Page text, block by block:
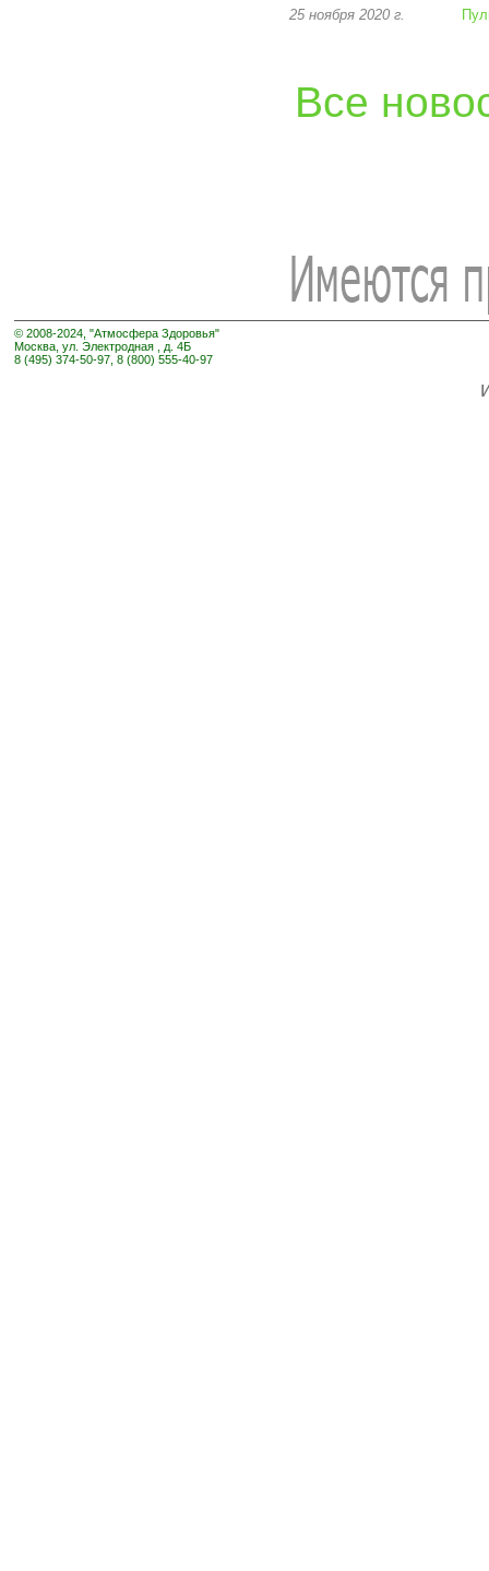
25 ноября 2020 г.
Все
© 2008-2024, "Атмосфера Здоровья"
Москва, ул. Электродная , д. 4Б
8 (495) 374-50-97, 8 (800) 555-40-97